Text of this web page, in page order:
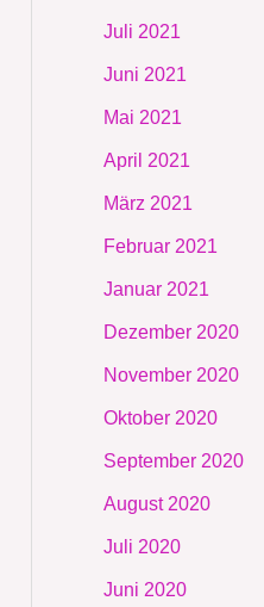
Juli 2021
Juni 2021
Mai 2021
April 2021
März 2021
Februar 2021
Januar 2021
Dezember 2020
November 2020
Oktober 2020
September 2020
August 2020
Juli 2020
Juni 2020